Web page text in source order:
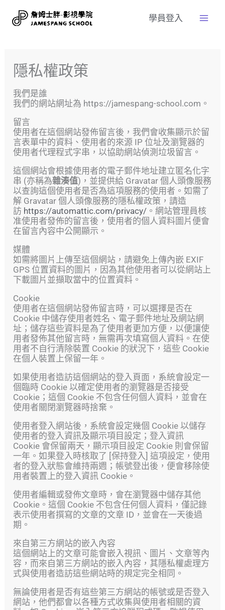
學員登入
隱私權政策
我們是誰
我們的網站網址為 https://jamespang-school.com。
留言
使用者在這個網站發佈留言後，我們會收集顯示於留
言表單中的資料、使用者的來源 IP 位址及瀏覽器的
使用者代理程式字串，以協助網站偵測垃圾留言。
這個網站會根據使用者的電子郵件地址建立匿名化字
串 (亦稱為雜湊值)，並提供給 Gravatar 個人頭像服務
以查詢這個使用者是否為這項服務的使用者。如需了
解 Gravatar 個人頭像服務的隱私權政策，請造
訪 https://automattic.com/privacy/ 。網站管理員核
准使用者發佈的留言後，使用者的個人資料圖片便會
在留言內容中公開顯示。
媒體
如需將圖片上傳至這個網站，請避免上傳內嵌 EXIF
GPS 位置資料的圖片，因為其他使用者可以從網站上
下載圖片並擷取當中的位置資料。
Cookie
使用者在這個網站發佈留言時，可以選擇是否在
Cookie 中儲存使用者姓名、電子郵件地址及網站網
址；儲存這些資料是為了使用者更加方便，以便讓使
用者發佈其他留言時，無需再次填寫個人資料。在使
用者不自行清除裝置 Cookie 的狀況下，這些 Cookie
在個人裝置上保留一年。
如果使用者造訪這個網站的登入頁面，系統會設定一
個臨時 Cookie 以確定使用者的瀏覽器是否接受
Cookie；這個 Cookie 不包含任何個人資料，並會在
使用者關閉瀏覽器時捨棄。
使用者登入網站後，系統會設定幾個 Cookie 以儲存
使用者的登入資訊及顯示項目設定；登入資訊
Cookie 會保留兩天，顯示項目設定 Cookie 則會保留
一年。如果登入時核取了 [保持登入] 這項設定，使用
者的登入狀態會維持兩週；帳號登出後，便會移除使
用者裝置上的登入資訊 Cookie。
使用者編輯或發佈文章時，會在瀏覽器中儲存其他
Cookie。這個 Cookie 不包含任何個人資料，僅記錄
表示使用者撰寫的文章的文章 ID，並會在一天後過
期。
來自第三方網站的嵌入內容
這個網站上的文章可能會嵌入視訊、圖片、文章等內
容，而來自第三方網站的嵌入內容，其隱私權處理方
式與使用者造訪這些網站時的規定完全相同。
無論使用者是否有這些第三方網站的帳號或是否登入
網站，他們都會以各種方式收集與使用者相關的資